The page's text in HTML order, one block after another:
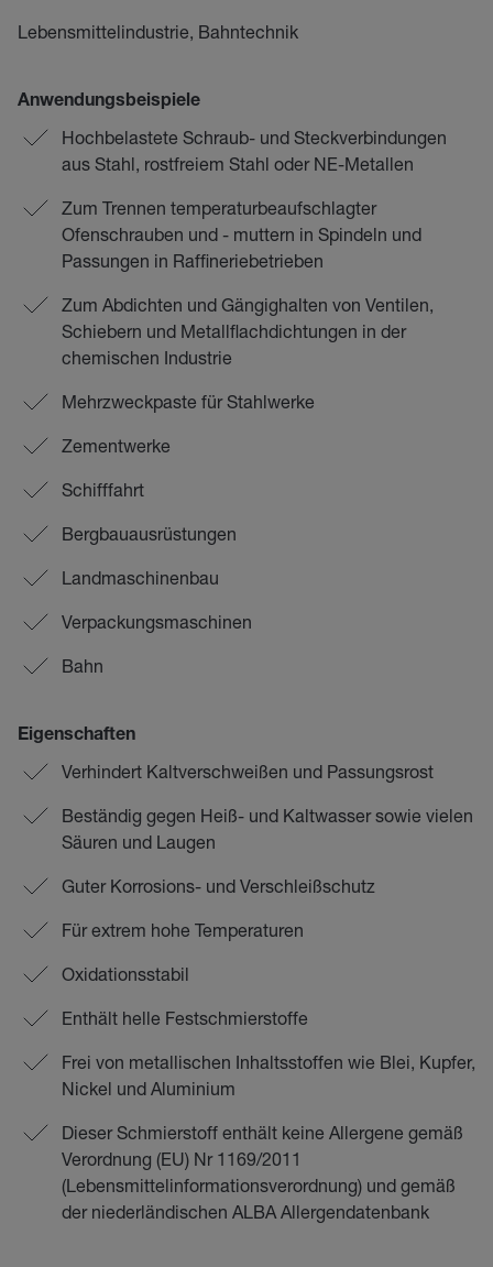
Lebensmittelindustrie, Bahntechnik
Anwendungsbeispiele
Hochbelastete Schraub- und Steckverbindungen
aus Stahl, rostfreiem Stahl oder NE-Metallen
Zum Trennen temperaturbeaufschlagter
Ofenschrauben und - muttern in Spindeln und
Passungen in Raffineriebetrieben
Zum Abdichten und Gängighalten von Ventilen,
Schiebern und Metallflachdichtungen in der
chemischen Industrie
Mehrzweckpaste für Stahlwerke
Zementwerke
Schifffahrt
Bergbauausrüstungen
Landmaschinenbau
Verpackungsmaschinen
Bahn
Eigenschaften
Verhindert Kaltverschweißen und Passungsrost
Beständig gegen Heiß- und Kaltwasser sowie vielen
Säuren und Laugen
Guter Korrosions- und Verschleißschutz
Für extrem hohe Temperaturen
Oxidationsstabil
Enthält helle Festschmierstoffe
Frei von metallischen Inhaltsstoffen wie Blei, Kupfer,
Nickel und Aluminium
Dieser Schmierstoff enthält keine Allergene gemäß
Verordnung (EU) Nr 1169/2011
(Lebensmittelinformationsverordnung) und gemäß
der niederländischen ALBA Allergendatenbank